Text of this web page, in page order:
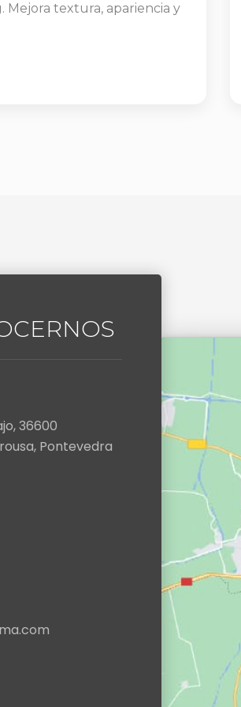
Mejora textura, apariencia y
36600
Pontevedra